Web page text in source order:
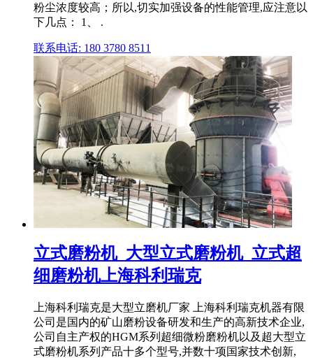
粉尘浓度较高；所以,切实加强设备的性能管理,应注意以
下几点： 1、 .
联系电话: 180 3780 8511
立式磨粉机_大型立式磨粉机_立式超
细磨粉机上海科利瑞克
上海科利瑞克是大型立磨机厂家 上海科利瑞克机器有限
公司是国内的矿山磨粉设备研发和生产的高新技术企业,
公司自主产权的HGM系列超细微粉磨粉机以及超大型立
式磨粉机系列产品十多个型号,并数十项国家技术创新,